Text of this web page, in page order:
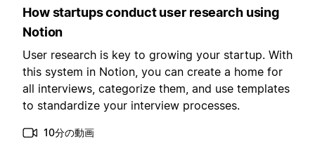
How startups conduct user research using
Notion
User research is key to growing your startup. With
this system in Notion, you can create a home for
all interviews, categorize them, and use templates
to standardize your interview processes.
10分の動画